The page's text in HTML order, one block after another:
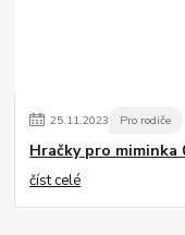
25.11.2023 Pro rodiče
Hračky pro miminka
číst celé